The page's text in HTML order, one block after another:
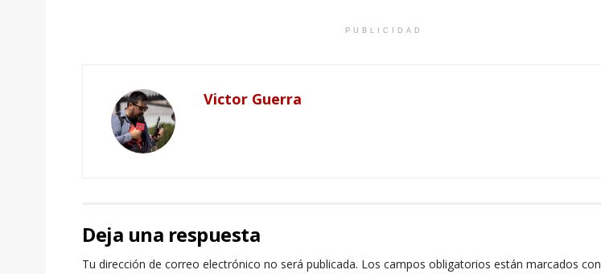
PUBLICIDAD
Victor Guerra
Deja una respuesta
Tu dirección de correo electrónico no será publicada. Los campos obligatorios están marcados con